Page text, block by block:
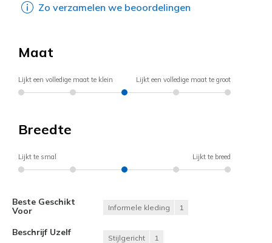
Zo verzamelen we beoordelingen
Maat
Lijkt een volledige maat te klein Lijkt een volledige maat te groot
Breedte
Lijkt te smal Lijkt te breed
Beste Geschikt
Voor
Informele kleding 1
Beschrijf Uzelf
Stijlgericht 1